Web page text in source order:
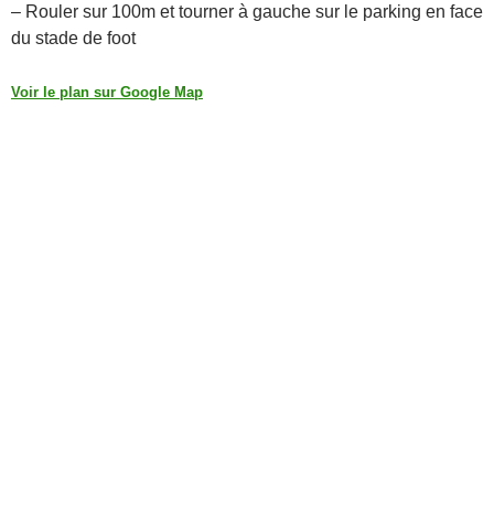
– Rouler sur 100m et tourner à gauche sur le parking en face
du stade de foot
Voir le plan sur Google Map